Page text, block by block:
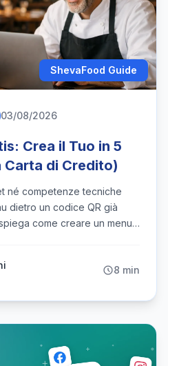
ShevaFood Guide
03/08/2026
Crea il Tuo in 5
Carta di Credito)
né competenze tecniche
dietro un codice QR già
come creare un menu
è un menu digitale vero.
8 min